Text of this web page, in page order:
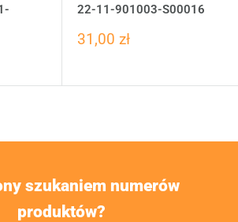
22-11-901003-S00016
31,00 zł
szukaniem numerów
produktów?